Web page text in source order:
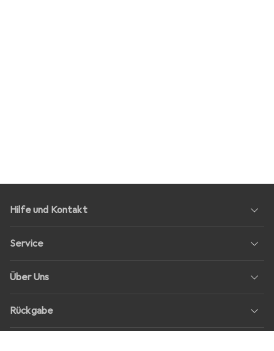
Hilfe und Kontakt
Service
Über Uns
Rückgabe